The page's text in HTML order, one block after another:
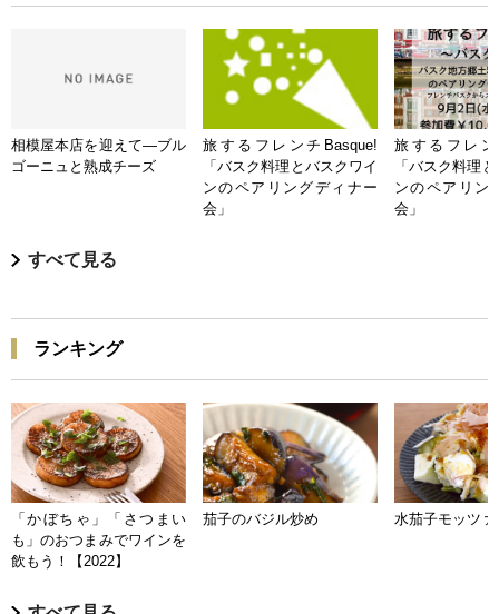
相模屋本店を迎えて―ブル
ゴーニュと熟成チーズ
旅するフレンチBasque!
「バスク料理とバスクワイ
ンのペアリングディナー
会」
旅するフレン
「バスク料理
ンのペアリン
会」
すべて見る
ランキング
「かぼちゃ」「さつまい
も」のおつまみでワインを
飲もう！【2022】
茄子のバジル炒め 水茄子モッツァ